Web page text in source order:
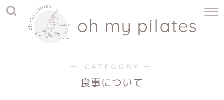
― CATEGORY ―
食事について